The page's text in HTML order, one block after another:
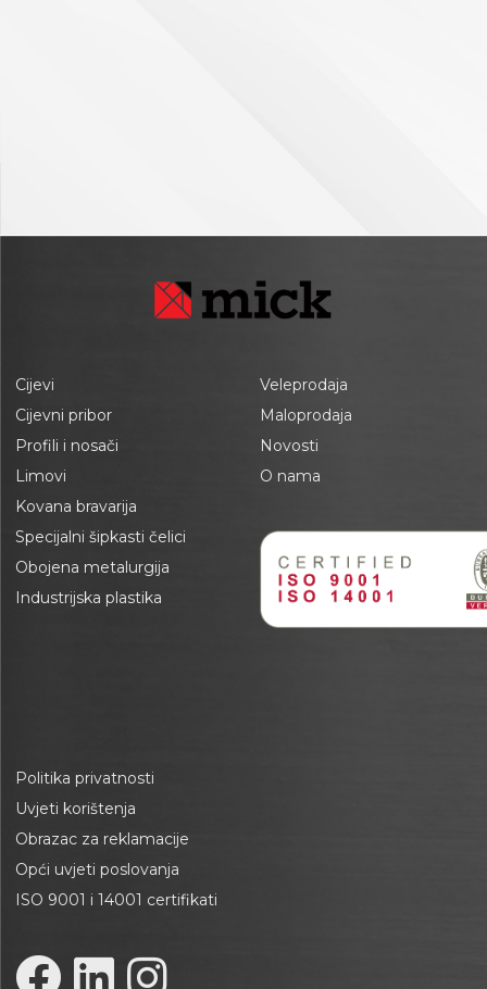
Cijevi
Cijevni pribor
Profili i nosači
Limovi
Kovana bravarija
Specijalni šipkasti čelici
Obojena metalurgija
Industrijska plastika
Veleprodaja
Maloprodaja
Novosti
O nama
Politika privatnosti
Uvjeti korištenja
Obrazac za reklamacije
Opći uvjeti poslovanja
ISO 9001 i 14001 certifikati